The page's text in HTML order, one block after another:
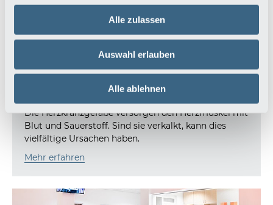
Alle zulassen
Auswahl erlauben
Alle ablehnen
Herzkranzgefäße
Die Herzkranzgefäße versorgen den Herzmuskel mit
Blut und Sauerstoff. Sind sie verkalkt, kann dies
vielfältige Ursachen haben.
Mehr erfahren